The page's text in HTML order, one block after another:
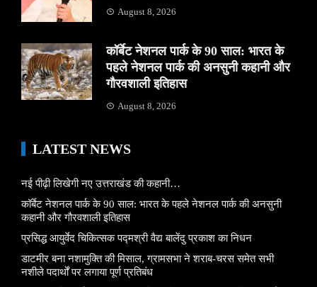
August 8, 2026
कॉर्बेट नेशनल पार्क के 90 साल: भारत के
पहले नेशनल पार्क की अनसुनी कहानी और
गौरवशाली इतिहास
August 8, 2026
LATEST NEWS
नई पीढ़ी लिखेगी नए उत्तराखंड की कहानी…
कॉर्बेट नेशनल पार्क के 90 साल: भारत के पहले नेशनल पार्क की अनसुनी
कहानी और गौरवशाली इतिहास
प्रसिद्ध आयुर्वेद चिकित्सक पद्मश्री वैद्य बालेंदु प्रकाश का निधन
डाटमीर बना नशामुक्ति की मिसाल, ग्रामसभा ने शराब-चरस समेत सभी
नशीले पदार्थों पर लगाया पूर्ण प्रतिबंध